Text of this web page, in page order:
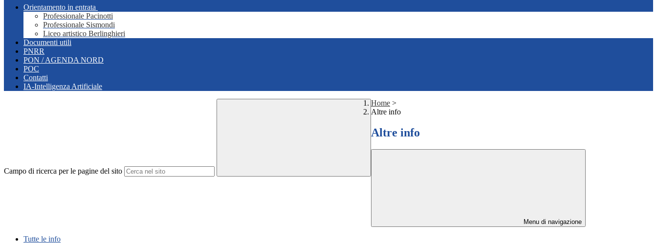
Orientamento in entrata
Professionale Pacinotti
Professionale Sismondi
Liceo artistico Berlinghieri
Documenti utili
PNRR
PON / AGENDA NORD
POC
Contatti
IA-Intelligenza Artificiale
Campo di ricerca per le pagine del sito
Home >
Altre info
Altre info
Menu di navigazione
Tutte le info